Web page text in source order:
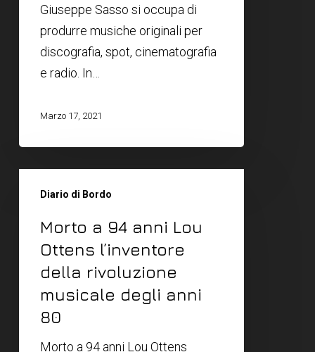
Giuseppe Sasso si occupa di
produrre musiche originali per
discografia, spot, cinematografia
e radio. In…
Marzo 17, 2021
Diario di Bordo
Morto a 94 anni Lou
Ottens l’inventore
della rivoluzione
musicale degli anni
80
Morto a 94 anni Lou Ottens